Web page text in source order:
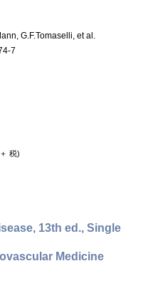
G.F.Tomaselli, et al.
7
税)
13th ed., Single
Medicine